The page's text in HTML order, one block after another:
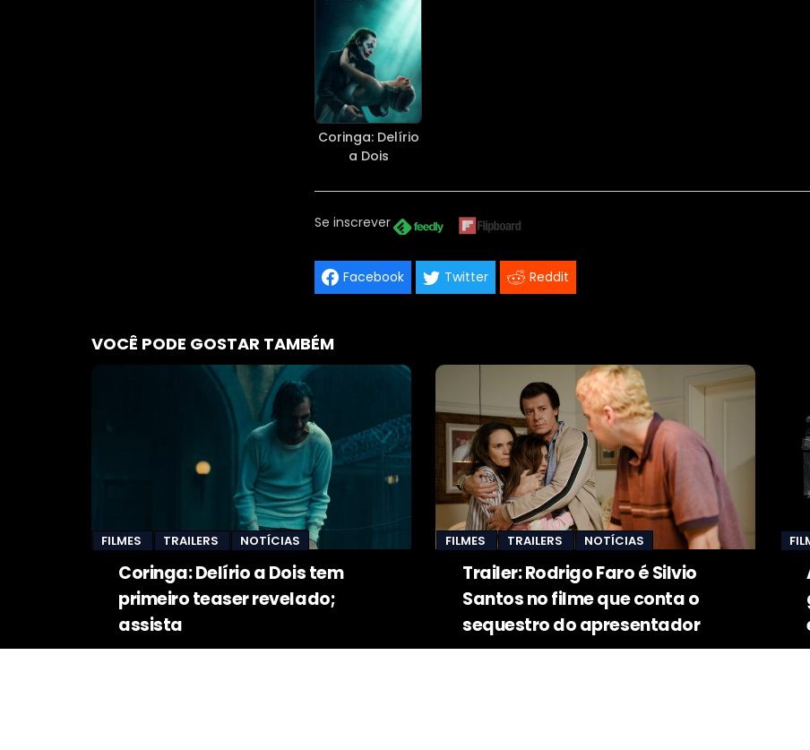
Coringa: Delírio
a Dois
Se inscrever
Facebook Twitter Reddit
VOCÊ PODE GOSTAR TAMBÉM
FILMES TRAILERS NOTÍCIAS
Coringa: Delírio a Dois tem
primeiro teaser revelado;
assista
FILMES TRAILERS NOTÍCIAS
Trailer: Rodrigo Faro é Silvio
Santos no filme que conta o
sequestro do apresentador